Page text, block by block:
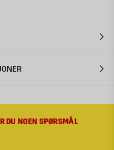
DU NOEN SPØRSMÅL